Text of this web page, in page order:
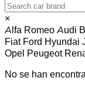
×
Alfa Romeo Audi
Fiat Ford Hyundai
Opel Peugeot
No se han